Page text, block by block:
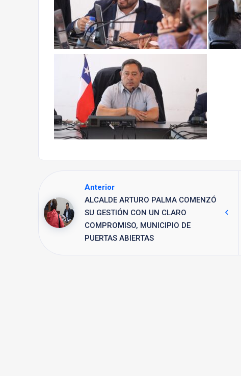
Anterior
ALCALDE ARTURO PALMA COMENZÓ
SU GESTIÓN CON UN CLARO
COMPROMISO, MUNICIPIO DE
PUERTAS ABIERTAS